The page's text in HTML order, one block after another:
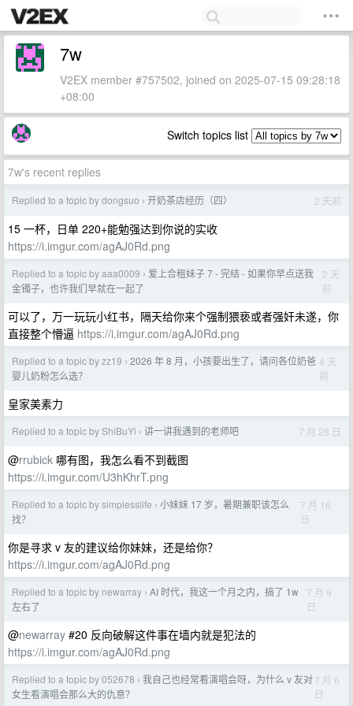
7w
V2EX member #757502, joined on 2025-07-15 09:28:18
+08:00
Switch topics list
7w's recent replies
Replied to a topic by dongsuo › 开奶茶店经历（四） 2 天前
15 一杯，日单 220+能勉强达到你说的实收
https://i.imgur.com/agAJ0Rd.png
Replied to a topic by aaa0009 › 爱上合租妹子 7 - 完结 - 如果你早点送我
金镯子，也许我们早就在一起了
2 天
前
可以了，万一玩玩小红书，隔天给你来个强制猥亵或者强奸未遂，你
直接整个懵逼 https://i.imgur.com/agAJ0Rd.png
Replied to a topic by zz19 › 2026 年 8 月，小孩要出生了，请问各位奶爸
婴儿奶粉怎么选？
4 天
前
皇家美素力
Replied to a topic by ShiBuYi › 讲一讲我遇到的老师吧 7 月 28 日
@rrubick 哪有图，我怎么看不到截图
https://i.imgur.com/U3hKhrT.png
Replied to a topic by simplesslife › 小妹妹 17 岁，暑期兼职该怎么
找？
7 月 16
日
你是寻求 v 友的建议给你妹妹，还是给你？
https://i.imgur.com/agAJ0Rd.png
Replied to a topic by newarray › AI 时代，我这一个月之内，搞了 1w
左右了
7 月 9
日
@newarray #20 反向破解这件事在墙内就是犯法的
https://i.imgur.com/agAJ0Rd.png
Replied to a topic by 052678 › 我自己也经常看演唱会呀，为什么 v 友对
女生看演唱会那么大的仇意？
7 月 6
日